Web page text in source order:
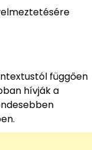
függően
hívják a